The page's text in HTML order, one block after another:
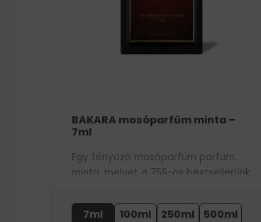
BAKARA mosóparfüm minta –
7ml
Egy fényűző mosóparfüm parfüm
minta, melyet a 756-os bestsellerünk
a ruhákon.
7ml 100ml 250ml 500ml